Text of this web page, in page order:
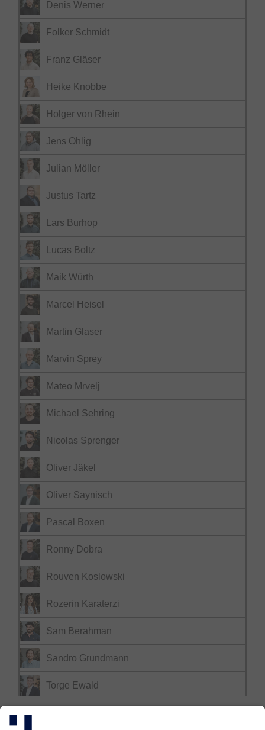
Denis Werner
Folker Schmidt
Franz Gläser
Heike Knobbe
Holger von Rhein
Jens Ohlig
Julian Möller
Justus Tartz
Lars Burhop
Lucas Boltz
Maik Würth
Marcel Heisel
Martin Glaser
Marvin Sprey
Mateo Mrvelj
Michael Sehring
Nicolas Sprenger
Oliver Jäkel
Oliver Saynisch
Pascal Boxen
Ronny Dobra
Rouven Koslowski
Rozerin Karaterzi
Sam Berahman
Sandro Grundmann
Torge Ewald